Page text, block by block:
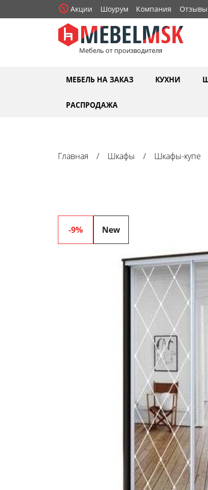
Акции Шоурум Компания Отзывы
Мебель от производителя
МЕБЕЛЬ НА ЗАКАЗ КУХНИ
РАСПРОДАЖА
Главная Шкафы Шкафы-купе
-9% New